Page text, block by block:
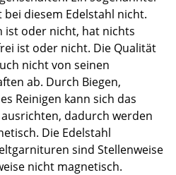
diesem Edelstahl nicht.
ist oder nicht, hat nichts
ist oder nicht. Die Qualität
nicht von seinen
ab. Durch Biegen,
Reinigen kann sich das
dadurch werden
Die Edelstahl
sind Stellenweise
nicht magnetisch.